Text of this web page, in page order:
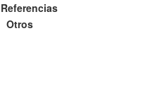
Referencias
Otros